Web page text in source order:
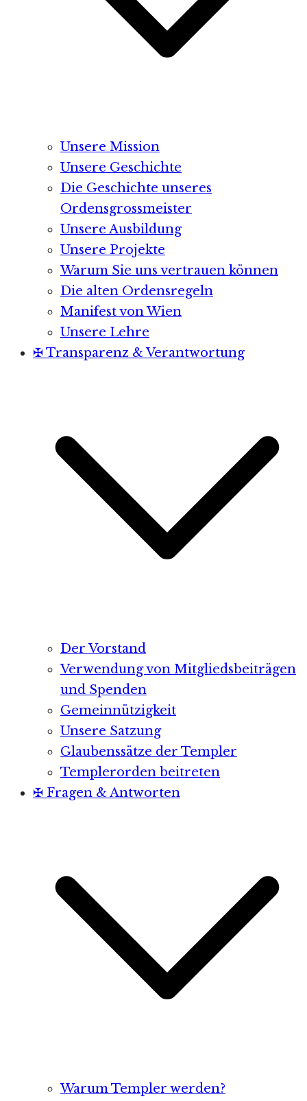
Unsere Mission
Unsere Geschichte
Die Geschichte unseres
Ordensgrossmeister
Unsere Ausbildung
Unsere Projekte
Warum Sie uns vertrauen können
Die alten Ordensregeln
Manifest von Wien
Unsere Lehre
✠ Transparenz & Verantwortung
Der Vorstand
Verwendung von Mitgliedsbeiträgen
und Spenden
Gemeinnützigkeit
Unsere Satzung
Glaubenssätze der Templer
Templerorden beitreten
✠ Fragen & Antworten
Warum Templer werden?